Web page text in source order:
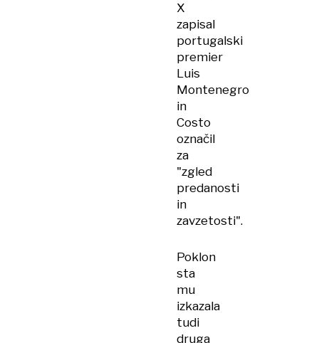
X
zapisal
portugalski
premier
Luis
Montenegro
in
Costo
označil
za
"zgled
predanosti
in
zavzetosti".
Poklon
sta
mu
izkazala
tudi
druga